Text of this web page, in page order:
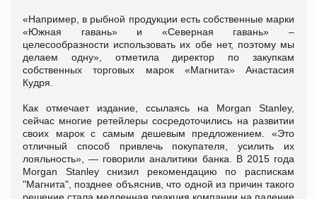
«Например, в рыбной продукции есть собственные марки
«Южная гавань» и «Северная гавань» –
целесообразности использовать их обе нет, поэтому мы
делаем одну», отметила директор по закупкам
собственных торговых марок «Магнита» Анастасия
Кудря.
Как отмечает издание, ссылаясь на Morgan Stanley,
сейчас многие ретейлеры сосредоточились на развитии
своих марок с самым дешевым предложением. «Это
отличный способ привлечь покупателя, усилить их
лояльность», — говорили аналитики банка. В 2015 года
Morgan Stanley снизил рекомендацию по распискам
"Магнита", позднее объяснив, что одной из причин такого
решение стала медленная реакция компании на падение